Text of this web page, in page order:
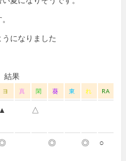
になりました
結果
ヨ 真 閑 葵 東 れ RA
▲ △
◎ ◎ ○